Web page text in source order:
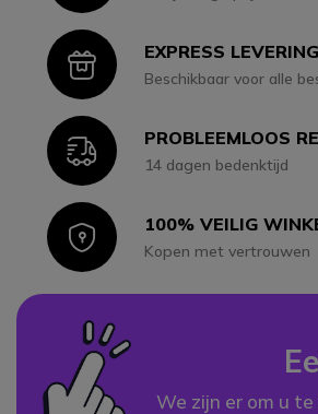
IconEXPRESS LEVERING
Beschikbaar voor alle
IconPROBLEEMLOOS
14 dagen bedenktijd
Icon100% VEILIG
Kopen met vertrouwen
We zijn er om u